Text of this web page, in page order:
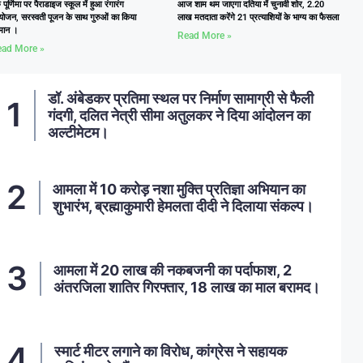
पर पैराडाइज स्कूल में हुआ रंगारंग
सरस्वती पूजन के साथ गुरुओं का किया
।
More »
आज शाम थम जाएगा दतिया में चुनावी शोर, 2.20
लाख मतदाता करेंगे 21 प्रत्याशियों के भाग्य का फैसला
Read More »
डॉ. अंबेडकर प्रतिमा स्थल पर निर्माण सामाग्री से फैली
गंदगी, दलित नेत्री सीमा अतुलकर ने दिया आंदोलन का
अल्टीमेटम।
आमला में 10 करोड़ नशा मुक्ति प्रतिज्ञा अभियान का
शुभारंभ, ब्रह्माकुमारी हेमलता दीदी ने दिलाया संकल्प।
आमला में 20 लाख की नकबजनी का पर्दाफाश, 2
अंतरजिला शातिर गिरफ्तार, 18 लाख का माल बरामद।
स्मार्ट मीटर लगाने का विरोध, कांग्रेस ने सहायक